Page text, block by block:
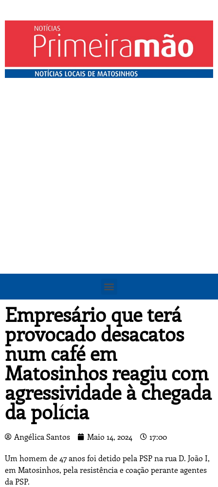
Empresário que terá
provocado desacatos
num café em
Matosinhos reagiu com
agressividade à chegada
da polícia
Angélica Santos Maio 14, 2024 17:00
Um homem de 47 anos foi detido pela PSP na rua D. João I,
em Matosinhos, pela resistência e coação perante agentes
da PSP.